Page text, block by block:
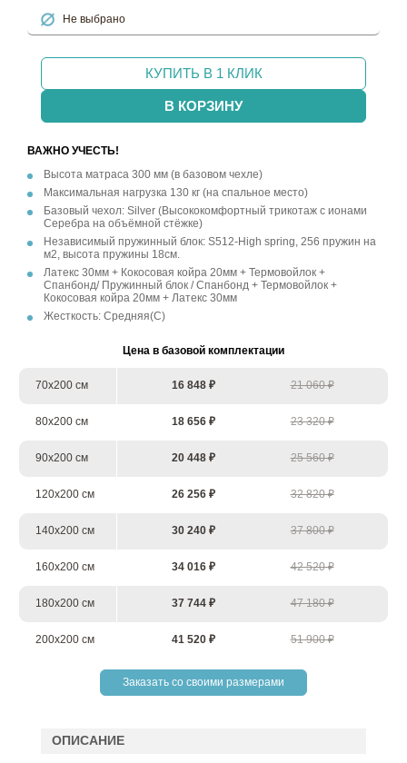
Не выбрано
КУПИТЬ В 1 КЛИК
В КОРЗИНУ
ВАЖНО УЧЕСТЬ!
Высота матраса 300 мм (в базовом чехле)
Максимальная нагрузка 130 кг (на спальное место)
Базовый чехол: Silver (Высококомфортный трикотаж с ионами
Серебра на объёмной стёжке)
Независимый пружинный блок: S512-High spring, 256 пружин на
м2, высота пружины 18см.
Латекс 30мм + Кокосовая койра 20мм + Термовойлок +
Спанбонд/ Пружинный блок / Спанбонд + Термовойлок +
Кокосовая койра 20мм + Латекс 30мм
Жесткость: Средняя(С)
Цена в базовой комплектации
70х200 см 16 848 ₽ 21 060 ₽
80х200 см 18 656 ₽ 23 320 ₽
90х200 см 20 448 ₽ 25 560 ₽
120х200 см 26 256 ₽ 32 820 ₽
140х200 см 30 240 ₽ 37 800 ₽
160х200 см 34 016 ₽ 42 520 ₽
180х200 см 37 744 ₽ 47 180 ₽
200х200 см 41 520 ₽ 51 900 ₽
Заказать со своими размерами
ОПИСАНИЕ